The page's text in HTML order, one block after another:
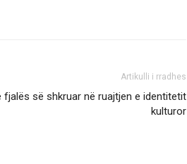
Artikulli i rradhes
fjalës së shkruar në ruajtjen e identitetit
kulturor